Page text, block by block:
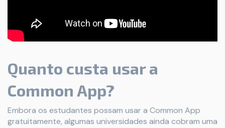
Quanto custa usar a
Common App?
Embora os estudantes possam usar a Common App
gratuitamente, algumas universidades ainda cobram uma